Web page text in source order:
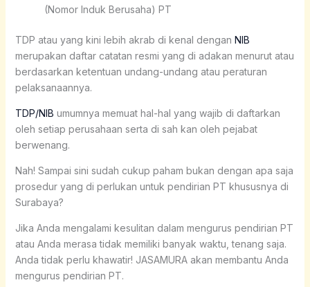
(Nomor Induk Berusaha) PT
TDP atau yang kini lebih akrab di kenal dengan NIB
merupakan daftar catatan resmi yang di adakan menurut atau
berdasarkan ketentuan undang-undang atau peraturan
pelaksanaannya.
TDP/NIB umumnya memuat hal-hal yang wajib di daftarkan
oleh setiap perusahaan serta di sah kan oleh pejabat
berwenang.
Nah! Sampai sini sudah cukup paham bukan dengan apa saja
prosedur yang di perlukan untuk pendirian PT khususnya di
Surabaya?
Jika Anda mengalami kesulitan dalam mengurus pendirian PT
atau Anda merasa tidak memiliki banyak waktu, tenang saja.
Anda tidak perlu khawatir! JASAMURA akan membantu Anda
mengurus pendirian PT.